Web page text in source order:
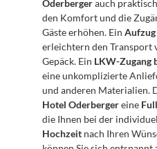
Oderberger auch
den Komfort und die
Gäste erhöhen. Ein Aufzug
erleichtern den Transport
Gepäck. Ein LKW-Zugang
eine unkomplizierte
Hotel Oderberger eine
Hochzeit nach Ihren